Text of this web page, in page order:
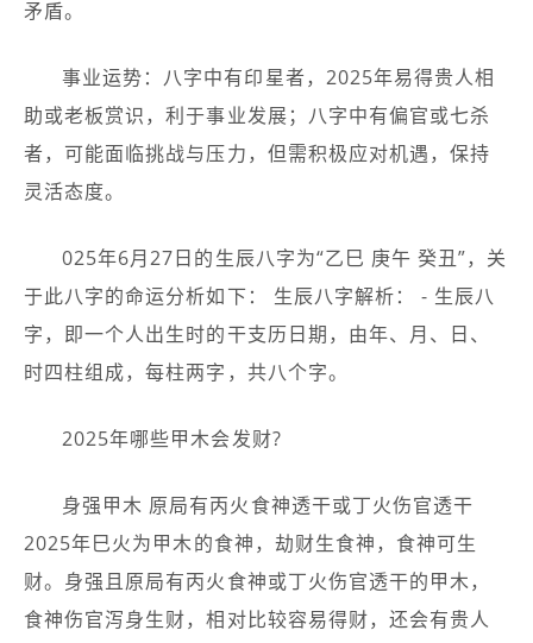
矛盾。
事业运势：八字中有印星者，2025年易得贵人相
助或老板赏识，利于事业发展；八字中有偏官或七杀
者，可能面临挑战与压力，但需积极应对机遇，保持
灵活态度。
025年6月27日的生辰八字为“乙巳 庚午 癸丑”，关
于此八字的命运分析如下： 生辰八字解析： - 生辰八
字，即一个人出生时的干支历日期，由年、月、日、
时四柱组成，每柱两字，共八个字。
2025年哪些甲木会发财?
身强甲木 原局有丙火食神透干或丁火伤官透干
2025年巳火为甲木的食神，劫财生食神，食神可生
财。身强且原局有丙火食神或丁火伤官透干的甲木，
食神伤官泻身生财，相对比较容易得财，还会有贵人